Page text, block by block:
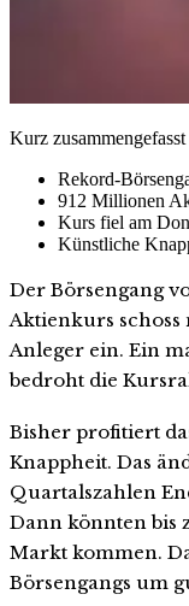
Kurz zusammengefasst
Rekord-
912 Millionen
Kurs fiel am
Künstliche
Der Börsengang
Aktienkurs schoss
Anleger ein. Ein
bedroht die
Bisher profitiert
Knappheit. Das
Quartalszahlen
Dann könnten bis
Markt kommen.
Börsengangs um